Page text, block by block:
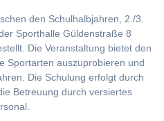
den Schulhalbjahren, 2./3.
Sporthalle Güldenstraße 8
Die Veranstaltung bietet den
Sportarten auszuprobieren und
Die Schulung erfolgt durch
Betreuung durch versiertes